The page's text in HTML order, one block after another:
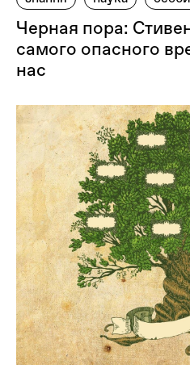
Черная пора:
самого опасного
нас